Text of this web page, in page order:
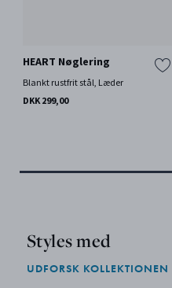
HEART Nøglering
Blankt rustfrit stål, Læder
DKK 299,00
Styles med
UDFORSK KOLLEKTIONEN